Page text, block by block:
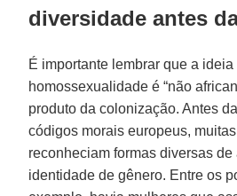
diversidade antes
É importante lembrar que a ideia
homossexualidade é “não
produto da colonização. Antes
códigos morais europeus,
reconheciam formas diversas
identidade de gênero. Entre os